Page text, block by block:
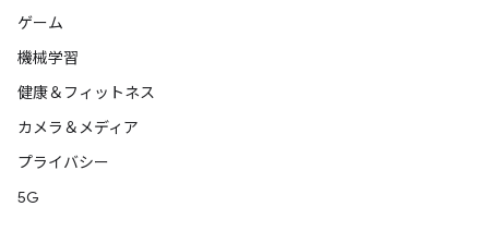
ゲーム
機械学習
健康＆フィットネス
カメラ＆メディア
プライバシー
5G